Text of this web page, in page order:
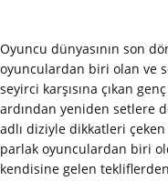
Oyuncu dünyasının son
oyunculardan biri olan ve
seyirci karşısına çıkan
ardından yeniden setlere
adlı diziyle dikkatleri
parlak oyunculardan biri
kendisine gelen